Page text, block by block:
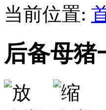
当前位置:
后备母猪